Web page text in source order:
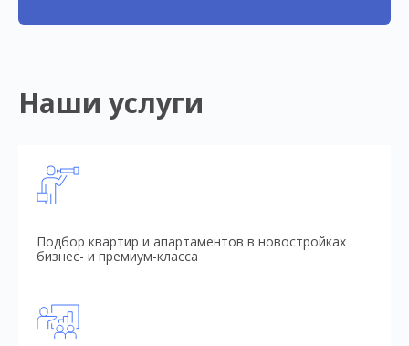
Наши услуги
Подбор квартир и апартаментов в новостройках
бизнес- и премиум-класса